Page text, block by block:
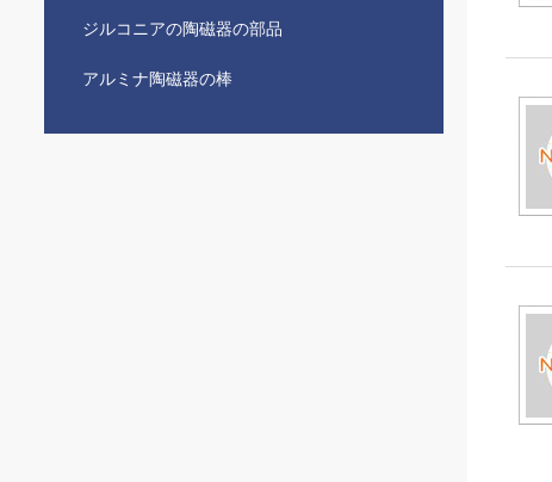
ジルコニアの陶磁器の部品
アルミナ陶磁器の棒